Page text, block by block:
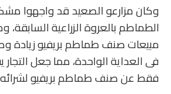
وكان مزارعو الصعيد قد واجهوا
الطماطم بالعروة الزراعية
فى العداية الواحدة، مما جعل التجار
فقط عن صنف طماطم بريفيو